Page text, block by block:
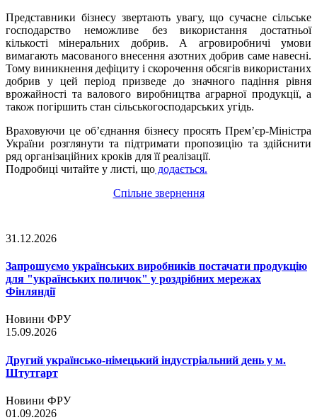
Представники бізнесу звертають увагу, що сучасне сільське
господарство неможливе без використання достатньої
кількості мінеральних добрив. А агровиробничі умови
вимагають масованого внесення азотних добрив саме навесні.
Тому виникнення дефіциту і скорочення обсягів використаних
добрив у цей період призведе до значного падіння рівня
врожайності та валового виробництва аграрної продукції, а
також погіршить стан сільськогосподарських угідь.
Враховуючи це об’єднання бізнесу просять Прем’єр-Міністра
України розглянути та підтримати пропозицію та здійснити
ряд організаційних кроків для її реалізації.
Подробиці читайте у листі, що додається.
Спільне звернення
31.12.2026
Запрошуємо українських виробників постачати продукцію
для "українських поличок" у роздрібних мережах
Фінляндії
Новини ФРУ
15.09.2026
Другий українсько-німецький індустріальний день у м.
Штутгарт
Новини ФРУ
01.09.2026